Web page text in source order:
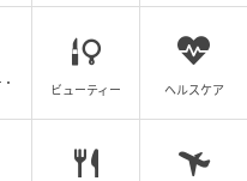
元記事で読む
ビューティー ヘルスケア